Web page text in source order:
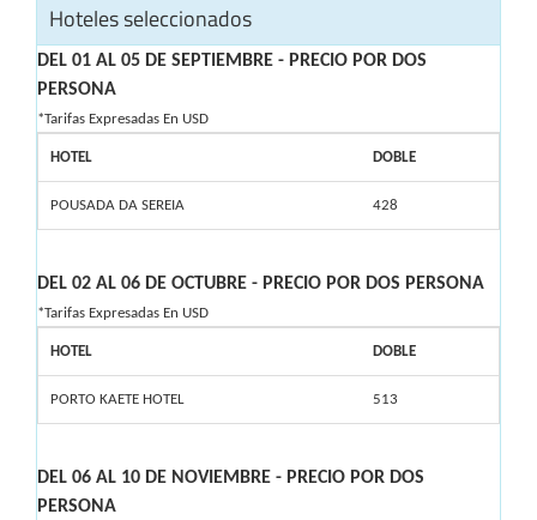
Hoteles seleccionados
DEL 01 AL 05 DE SEPTIEMBRE - PRECIO POR DOS
PERSONA
*Tarifas Expresadas En USD
HOTEL DOBLE
POUSADA DA SEREIA 428
DEL 02 AL 06 DE OCTUBRE - PRECIO POR DOS PERSONA
*Tarifas Expresadas En USD
HOTEL DOBLE
PORTO KAETE HOTEL 513
DEL 06 AL 10 DE NOVIEMBRE - PRECIO POR DOS
PERSONA